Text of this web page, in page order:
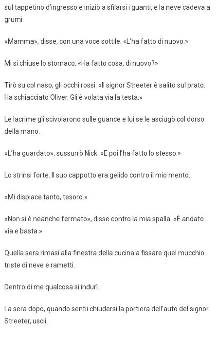
sul tappetino d’ingresso e iniziò a sfilarsi i guanti, e la neve cadeva a
grumi.
«Mamma», disse, con una voce sottile. «L’ha fatto di nuovo.»
Mi si chiuse lo stomaco. «Ha fatto cosa, di nuovo?»
Tirò su col naso, gli occhi rossi. «Il signor Streeter è salito sul prato.
Ha schiacciato Oliver. Gli è volata via la testa.»
Le lacrime gli scivolarono sulle guance e lui se le asciugò col dorso
della mano.
«L’ha guardato», sussurrò Nick. «E poi l’ha fatto lo stesso.»
Lo strinsi forte. Il suo cappotto era gelido contro il mio mento.
«Mi dispiace tanto, tesoro.»
«Non si è neanche fermato», disse contro la mia spalla. «È andato
via e basta.»
Quella sera rimasi alla finestra della cucina a fissare quel mucchio
triste di neve e rametti.
Dentro di me qualcosa si indurì.
La sera dopo, quando sentii chiudersi la portiera dell’auto del signor
Streeter, uscii.